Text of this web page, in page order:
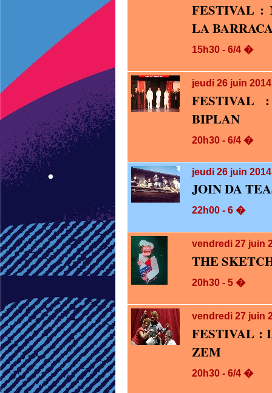
FESTIVAL :
LA
15h30 - 6/4 �
jeudi 26 juin
FESTIVAL
BIPLAN
20h30 - 6/4 �
jeudi 26 juin
JOIN DA
22h00 - 6 �
vendredi 27 juin
THE
20h30 - 5 �
vendredi 27 juin
FESTIVAL :
ZEM
20h30 - 6/4 �